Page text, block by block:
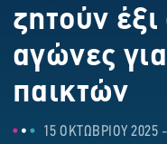
ζητούν
αγώνες
παικτών
15 ΟΚΤΩΒΡΙΟΥ 2025